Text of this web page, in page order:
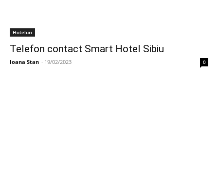
Hoteluri
Telefon contact Smart Hotel Sibiu
Ioana Stan - 19/02/2023 0